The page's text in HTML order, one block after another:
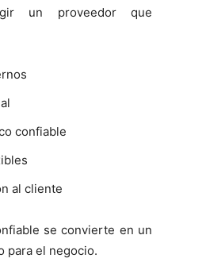
un proveedor que
confiable
al cliente
se convierte en un
para el negocio.